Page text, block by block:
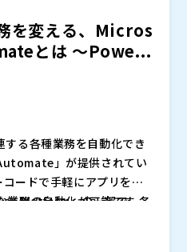
を変える、Micros
とは 〜Powe...
る各種業務を自動化でき
」が提供されてい
ードで手軽にアプリを作
Platform」の一部で、各
特に注目されています。 分
務の自動化が可能です
なります。 どのシステム